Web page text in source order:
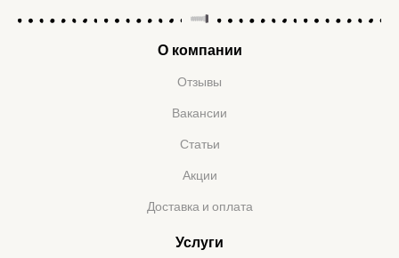
О компании
Отзывы
Вакансии
Статьи
Акции
Доставка и оплата
Услуги